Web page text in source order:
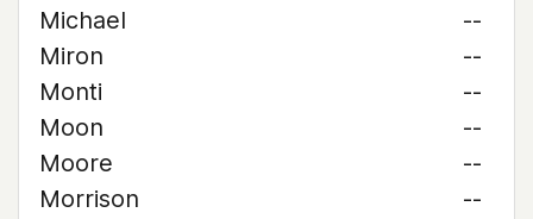
Michael
--
Miron
--
Monti
--
Moon
--
Moore
--
Morrison
--